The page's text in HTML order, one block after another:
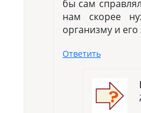
бы сам
нам скорее
организму и
Ответить